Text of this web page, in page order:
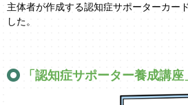
主体者が作成する認知症サポーターカー
した。
「認知症サポーター養成講